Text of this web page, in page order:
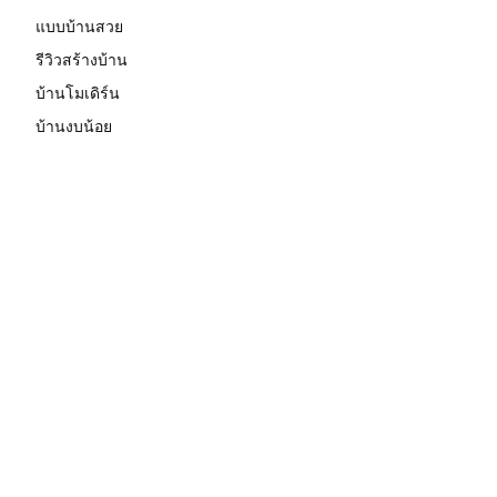
แบบบ้านสวย
รีวิวสร้างบ้าน
บ้านโมเดิร์น
บ้านงบน้อย